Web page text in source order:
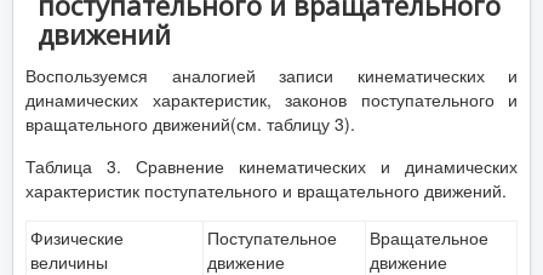
движений
Воспользуемся аналогией записи кинематических и
динамических характеристик, законов поступательного и
вращательного движений(см. таблицу 3).
Таблица 3. Сравнение кинематических и динамических
характеристик поступательного и вращательного движений.
Физические
величины
Поступательное
движение
Вращательное
движение